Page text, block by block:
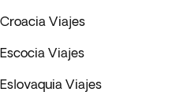
Croacia Viajes
Escocia Viajes
Eslovaquia Viajes